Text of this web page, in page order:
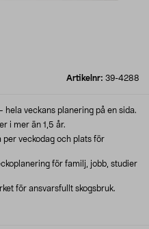
Artikelnr: 39-4288
hela veckans planering på en sida.
i mer än 1,5 år.
per veckodag och plats för
för familj, jobb, studier
för ansvarsfullt skogsbruk.